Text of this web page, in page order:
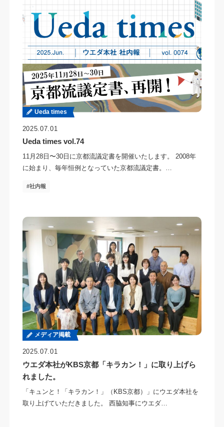
Ueda times
2025.07.01
Ueda times vol.74
11月28日〜30日に京都流議定書を開催いたします。 2008年
に始まり、毎年恒例となっていた京都流議定書。…
社内報
メディア掲載
2025.07.01
ウエダ本社がKBS京都「キラカン！」に取り上げら
れました。
「キュンと！「キラカン！」（KBS京都）」にウエダ本社を
取り上げていただきました。 西脇知事にウエダ…